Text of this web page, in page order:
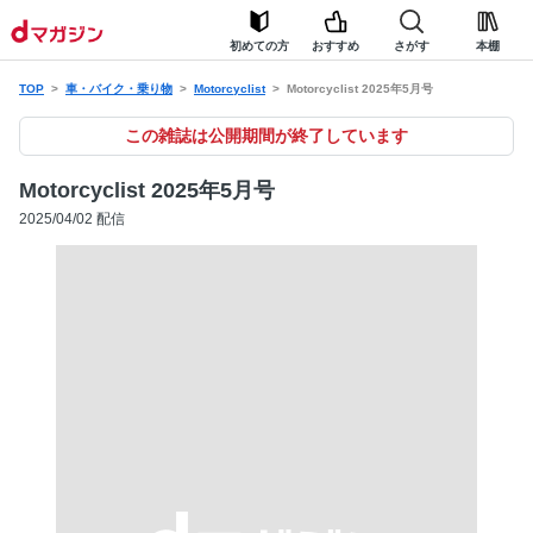
初めての方 おすすめ さがす 本棚
TOP 車・バイク・乗り物 Motorcyclist Motorcyclist 2025年5月号
この雑誌は公開期間が終了しています
Motorcyclist 2025年5月号
2025/04/02 配信